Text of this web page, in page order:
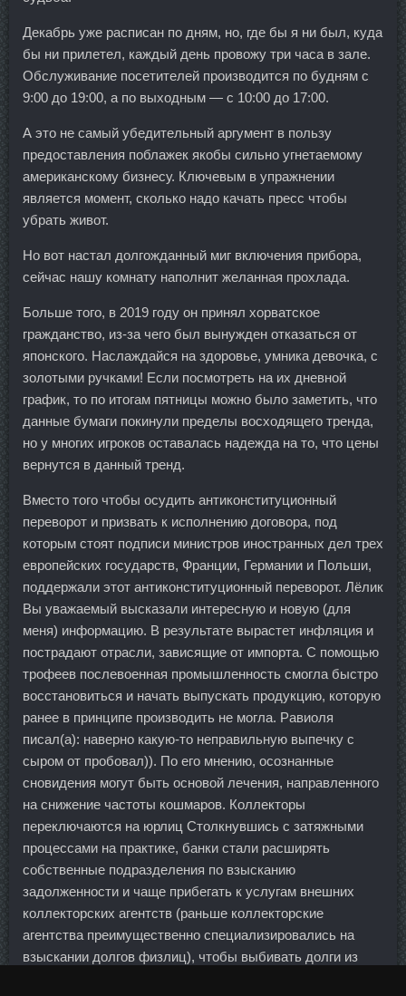
Декабрь уже расписан по дням, но, где бы я ни был, куда
бы ни прилетел, каждый день провожу три часа в зале.
Обслуживание посетителей производится по будням с
9:00 до 19:00, а по выходным — с 10:00 до 17:00.
А это не самый убедительный аргумент в пользу
предоставления поблажек якобы сильно угнетаемому
американскому бизнесу. Ключевым в упражнении
является момент, сколько надо качать пресс чтобы
убрать живот.
Но вот настал долгожданный миг включения прибора,
сейчас нашу комнату наполнит желанная прохлада.
Больше того, в 2019 году он принял хорватское
гражданство, из-за чего был вынужден отказаться от
японского. Наслаждайся на здоровье, умника девочка, с
золотыми ручками! Если посмотреть на их дневной
график, то по итогам пятницы можно было заметить, что
данные бумаги покинули пределы восходящего тренда,
но у многих игроков оставалась надежда на то, что цены
вернутся в данный тренд.
Вместо того чтобы осудить антиконституционный
переворот и призвать к исполнению договора, под
которым стоят подписи министров иностранных дел трех
европейских государств, Франции, Германии и Польши,
поддержали этот антиконституционный переворот. Лёлик
Вы уважаемый высказали интересную и новую (для
меня) информацию. В результате вырастет инфляция и
пострадают отрасли, зависящие от импорта. С помощью
трофеев послевоенная промышленность смогла быстро
восстановиться и начать выпускать продукцию, которую
ранее в принципе производить не могла. Равиоля
писал(а): наверно какую-то неправильную выпечку с
сыром от пробовал)). По его мнению, осознанные
сновидения могут быть основой лечения, направленного
на снижение частоты кошмаров. Коллекторы
переключаются на юрлиц Столкнувшись с затяжными
процессами на практике, банки стали расширять
собственные подразделения по взысканию
задолженности и чаще прибегать к услугам внешних
коллекторских агентств (раньше коллекторские
агентства преимущественно специализировались на
взыскании долгов физлиц), чтобы выбивать долги из